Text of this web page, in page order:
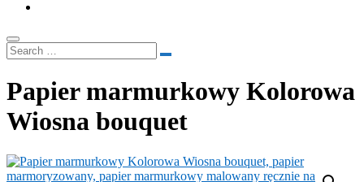
Papier marmurkowy Kolorowa
Wiosna bouquet